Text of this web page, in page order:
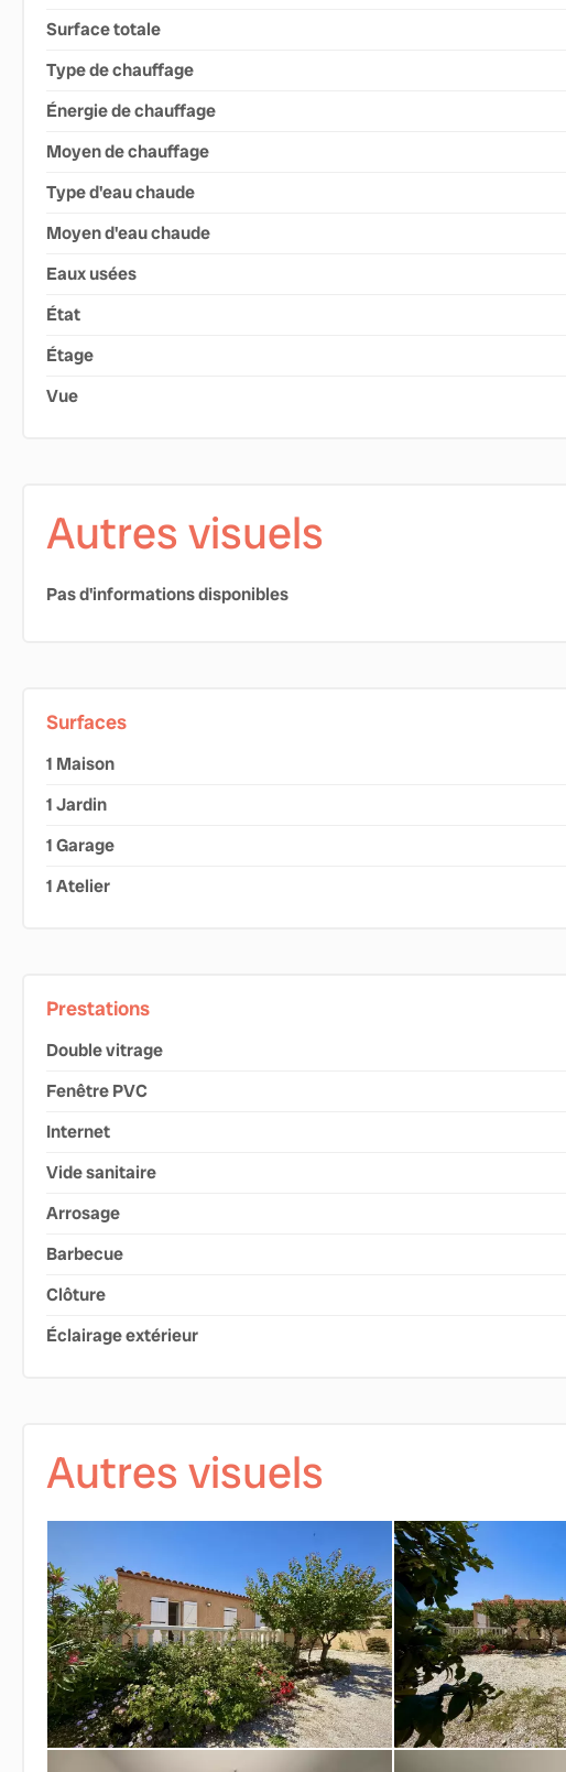
Surface totale
Type de chauffage
Énergie de chauffage
Moyen de chauffage
Type d'eau chaude
Moyen d'eau chaude
Eaux usées
État
Étage
Vue
Autres visuels
Pas d'informations disponibles
Surfaces
1 Maison
1 Jardin
1 Garage
1 Atelier
Prestations
Double vitrage
Fenêtre PVC
Internet
Vide sanitaire
Arrosage
Barbecue
Clôture
Éclairage extérieur
Autres visuels